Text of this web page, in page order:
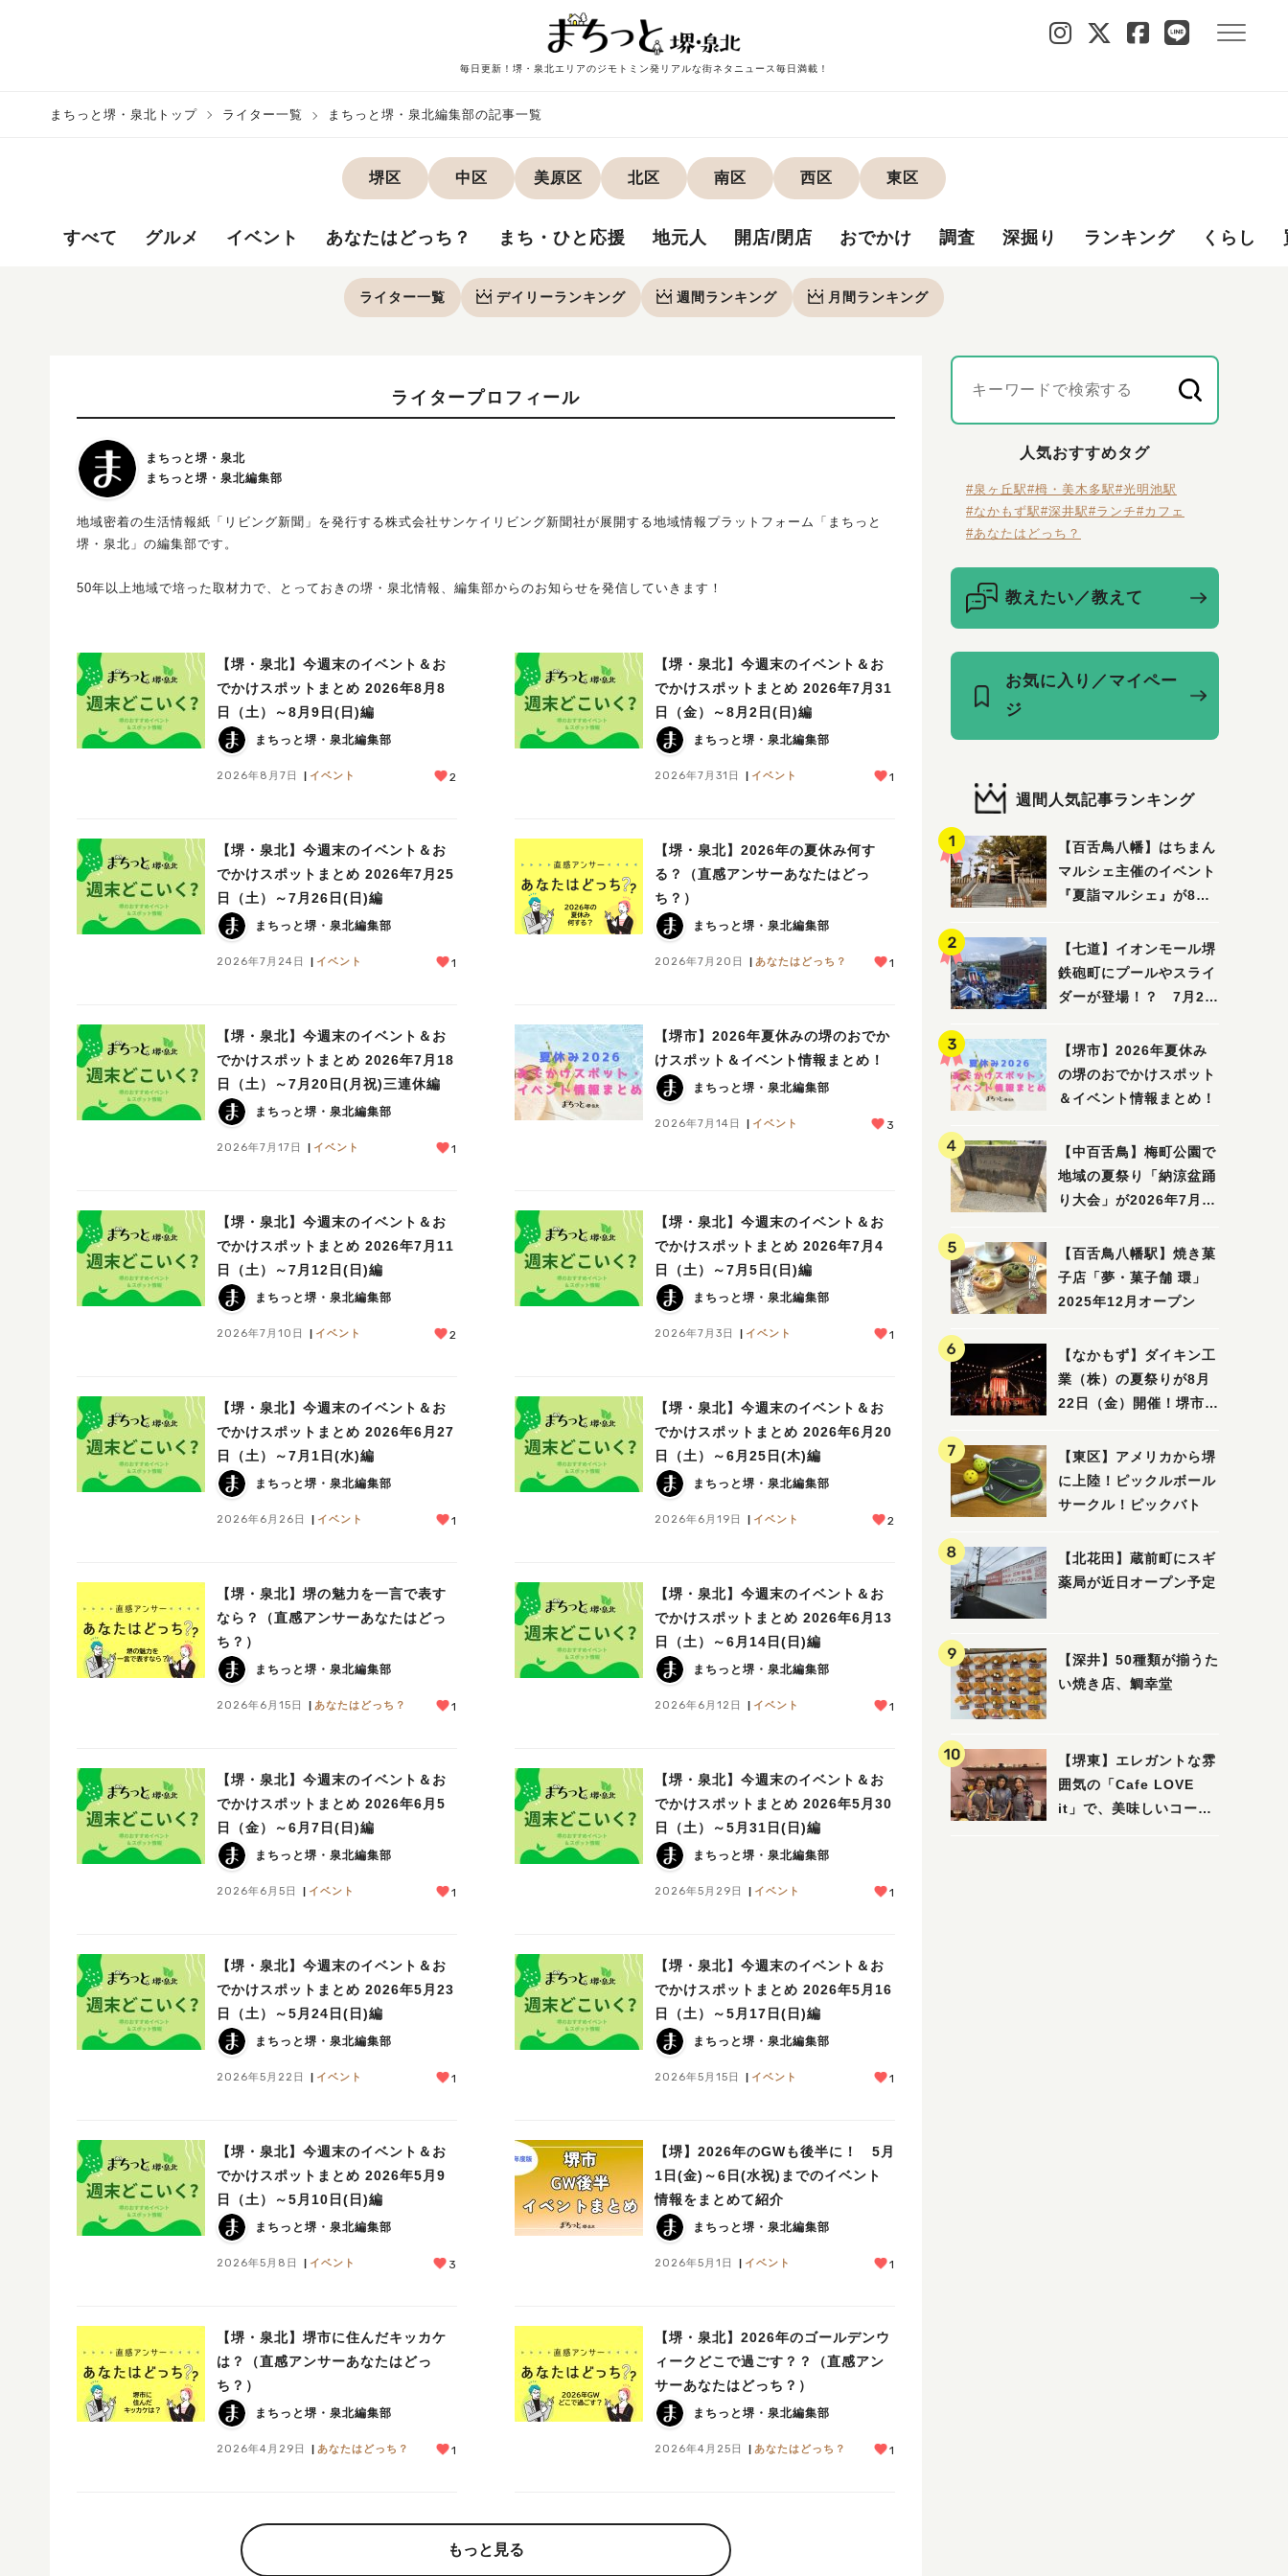
毎日更新！堺・泉北エリアのジモトミン発リアルな街ネタニュース毎日満載！
まちっと堺・泉北トップ ライター一覧 まちっと堺・泉北編集部の記事一覧
堺区 中区 美原区 北区 南区 西区 東区
すべて グルメ イベント あなたはどっち？ まち・ひと応援 地元人 開店/閉店 おでかけ 調査 深掘り ランキング くらし
ライター一覧 デイリーランキング 週間 ランキング 月間 ランキング
ライタープロフィール
まちっと堺・泉北
まちっと堺・泉北編集部
地域密着の生活情報紙「リビング新聞」を発行する株式会社サンケイリビング新聞社が展開する地域情報プラットフォーム「まちっと
堺・泉北」の編集部です。
50年以上地域で培った取材力で、とっておきの堺・泉北情報、編集部からのお知らせを発信していきます！
【堺・泉北】今週末のイベント＆お
でかけスポットまとめ 2026年8月8
日（土）～8月9日(日)編
まちっと堺・泉北編集部
2026年8月7日 イベント 2
【堺・泉北】今週末のイベント＆お
でかけスポットまとめ 2026年7月31
日（金）～8月2日(日)編
まちっと堺・泉北編集部
2026年7月31日 イベント 1
【堺・泉北】今週末のイベント＆お
でかけスポットまとめ 2026年7月25
日（土）～7月26日(日)編
まちっと堺・泉北編集部
2026年7月24日 イベント 1
【堺・泉北】2026年の夏休み何す
る？（直感アンサーあなたはどっ
ち？）
まちっと堺・泉北編集部
2026年7月20日 あなたはどっち？ 1
【堺・泉北】今週末のイベント＆お
でかけスポットまとめ 2026年7月18
日（土）～7月20日(月祝)三連休編
まちっと堺・泉北編集部
2026年7月17日 イベント 1
【堺市】2026年夏休みの堺のおでか
けスポット＆イベント情報まとめ！
まちっと堺・泉北編集部
2026年7月14日 イベント 3
【堺・泉北】今週末のイベント＆お
でかけスポットまとめ 2026年7月11
日（土）～7月12日(日)編
まちっと堺・泉北編集部
2026年7月10日 イベント 2
【堺・泉北】今週末のイベント＆お
でかけスポットまとめ 2026年7月4
日（土）～7月5日(日)編
まちっと堺・泉北編集部
2026年7月3日 イベント 1
【堺・泉北】今週末のイベント＆お
でかけスポットまとめ 2026年6月27
日（土）～7月1日(水)編
まちっと堺・泉北編集部
2026年6月26日 イベント 1
【堺・泉北】今週末のイベント＆お
でかけスポットまとめ 2026年6月20
日（土）～6月25日(木)編
まちっと堺・泉北編集部
2026年6月19日 イベント 2
【堺・泉北】堺の魅力を一言で表す
なら？（直感アンサーあなたはどっ
ち？）
まちっと堺・泉北編集部
2026年6月15日 あなたはどっち？ 1
【堺・泉北】今週末のイベント＆お
でかけスポットまとめ 2026年6月13
日（土）～6月14日(日)編
まちっと堺・泉北編集部
2026年6月12日 イベント 1
【堺・泉北】今週末のイベント＆お
でかけスポットまとめ 2026年6月5
日（金）～6月7日(日)編
まちっと堺・泉北編集部
2026年6月5日 イベント 1
【堺・泉北】今週末のイベント＆お
でかけスポットまとめ 2026年5月30
日（土）～5月31日(日)編
まちっと堺・泉北編集部
2026年5月29日 イベント 1
【堺・泉北】今週末のイベント＆お
でかけスポットまとめ 2026年5月23
日（土）～5月24日(日)編
まちっと堺・泉北編集部
2026年5月22日 イベント 1
【堺・泉北】今週末のイベント＆お
でかけスポットまとめ 2026年5月16
日（土）～5月17日(日)編
まちっと堺・泉北編集部
2026年5月15日 イベント 1
【堺・泉北】今週末のイベント＆お
でかけスポットまとめ 2026年5月9
日（土）～5月10日(日)編
まちっと堺・泉北編集部
2026年5月8日 イベント 3
【堺】2026年のGWも後半に！ 5月
1日(金)～6日(水祝)までのイベント
情報をまとめて紹介
まちっと堺・泉北編集部
2026年5月1日 イベント 1
【堺・泉北】堺市に住んだキッカケ
は？（直感アンサーあなたはどっ
ち？）
まちっと堺・泉北編集部
2026年4月29日 あなたはどっち？ 1
【堺・泉北】2026年のゴールデンウ
ィークどこで過ごす？？（直感アン
サーあなたはどっち？）
まちっと堺・泉北編集部
2026年4月25日 あなたはどっち？ 1
もっと見る
人気おすすめタグ
#泉ヶ丘駅#栂・美木多駅#光明池駅
#なかもず駅#深井駅#ランチ#カフェ
#あなたはどっち？
教えたい／教えて
お気に入り／マイペー
ジ
週間人気記事ランキング
【百舌鳥八幡】はちまん
マルシェ主催のイベント
『夏詣マルシェ』が8月2
【七道】イオンモール堺
鉄砲町にプールやスライ
ダーが登場！？ 7月25
「赤レンガ広場 Kid's
Water PARK 2026」が
開催
【堺市】2026年夏休み
の堺のおでかけスポット
＆イベント情報まとめ！
【中百舌鳥】梅町公園で
地域の夏祭り「納涼盆踊
り大会」が2026年7月26
【百舌鳥八幡駅】焼き菓
子店「夢・菓子舗 環」
2025年12月オープン
【なかもず】ダイキン工
業（株）の夏祭りが8月
22日（金）開催！堺市北
納涼祭
【東区】アメリカから堺
に上陸！ピックルボール
サークル！ピックバト
【北花田】蔵前町にスギ
薬局が近日オープン予定
【深井】50種類が揃うた
い焼き店、鯛幸堂
【堺東】エレガントな雰
囲気の「Cafe LOVE
it」で、美味しいコーヒ